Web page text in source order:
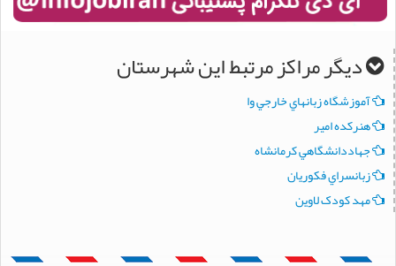
دیگر مراکز مرتبط این شهرستان
آموزشگاه زبانهاي خارجي وا
هنرکده امير
جهاددانشگاهي کرمانشاه
زبانسراي فکوريان
مهد کودک لاوين